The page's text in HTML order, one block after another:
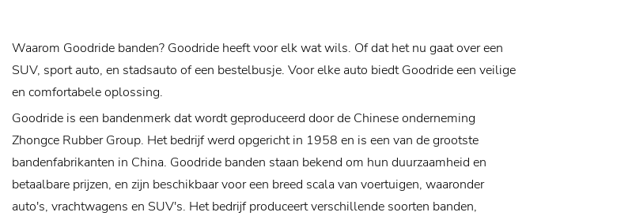
Waarom Goodride banden? Goodride heeft voor elk wat wils. Of dat het nu gaat over een
SUV, sport auto, en stadsauto of een bestelbusje. Voor elke auto biedt Goodride een veilige
en comfortabele oplossing.
Goodride is een bandenmerk dat wordt geproduceerd door de Chinese onderneming
Zhongce Rubber Group. Het bedrijf werd opgericht in 1958 en is een van de grootste
bandenfabrikanten in China. Goodride banden staan bekend om hun duurzaamheid en
betaalbare prijzen, en zijn beschikbaar voor een breed scala van voertuigen, waaronder
auto's, vrachtwagens en SUV's. Het bedrijf produceert verschillende soorten banden,